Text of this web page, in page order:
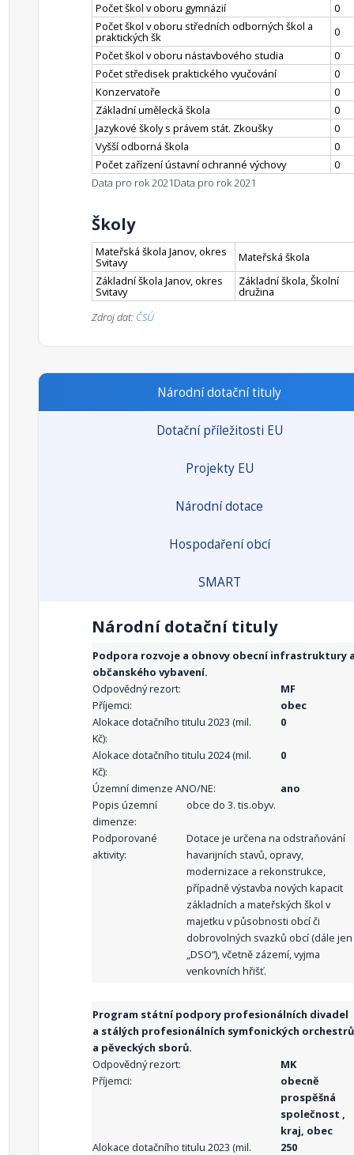
Počet škol v oboru gymnázií
0
Počet škol v oboru středních odborných škol a
praktických šk
0
Počet škol v oboru nástavbového studia
0
Počet středisek praktického vyučování
0
Konzervatoře
0
Základní umělecká škola
0
Jazykové školy s právem stát. Zkoušky
0
Vyšší odborná škola
0
Počet zařízení ústavní ochranné výchovy
0
Data pro rok 2021Data pro rok 2021
Školy
Mateřská škola Janov, okres
Svitavy
Mateřská škola
Základní škola Janov, okres
Svitavy
Základní škola, Školní
družina
Zdroj dat: ČSÚ
Národní dotační tituly
Dotační příležitosti EU
Projekty EU
Národní dotace
Hospodaření obcí
SMART
Národní dotační tituly
Podpora rozvoje a obnovy obecní infrastruktury
občanského vybavení.
Odpovědný rezort:
MF
Příjemci:
obec
Alokace dotačního titulu 2023 (mil.
Kč):
0
Alokace dotačního titulu 2024 (mil.
Kč):
0
Územní dimenze ANO/NE:
ano
Popis územní
dimenze:
obce do 3. tis.obyv.
Podporované
aktivity:
Dotace je určena na odstraňování
havarijních stavů, opravy,
modernizace a rekonstrukce,
případně výstavba nových kapacit
základních a mateřských škol v
majetku v působnosti obcí či
dobrovolných svazků obcí (dále jen
„DSO“), včetně zázemí, vyjma
venkovních hřišť.
Program státní podpory profesionálních divadel
a stálých profesionálních symfonických orchestrů
a pěveckých sborů.
Odpovědný rezort:
MK
Příjemci:
obecně
prospěšná
společnost ,
kraj, obec
Alokace dotačního titulu 2023 (mil.
250